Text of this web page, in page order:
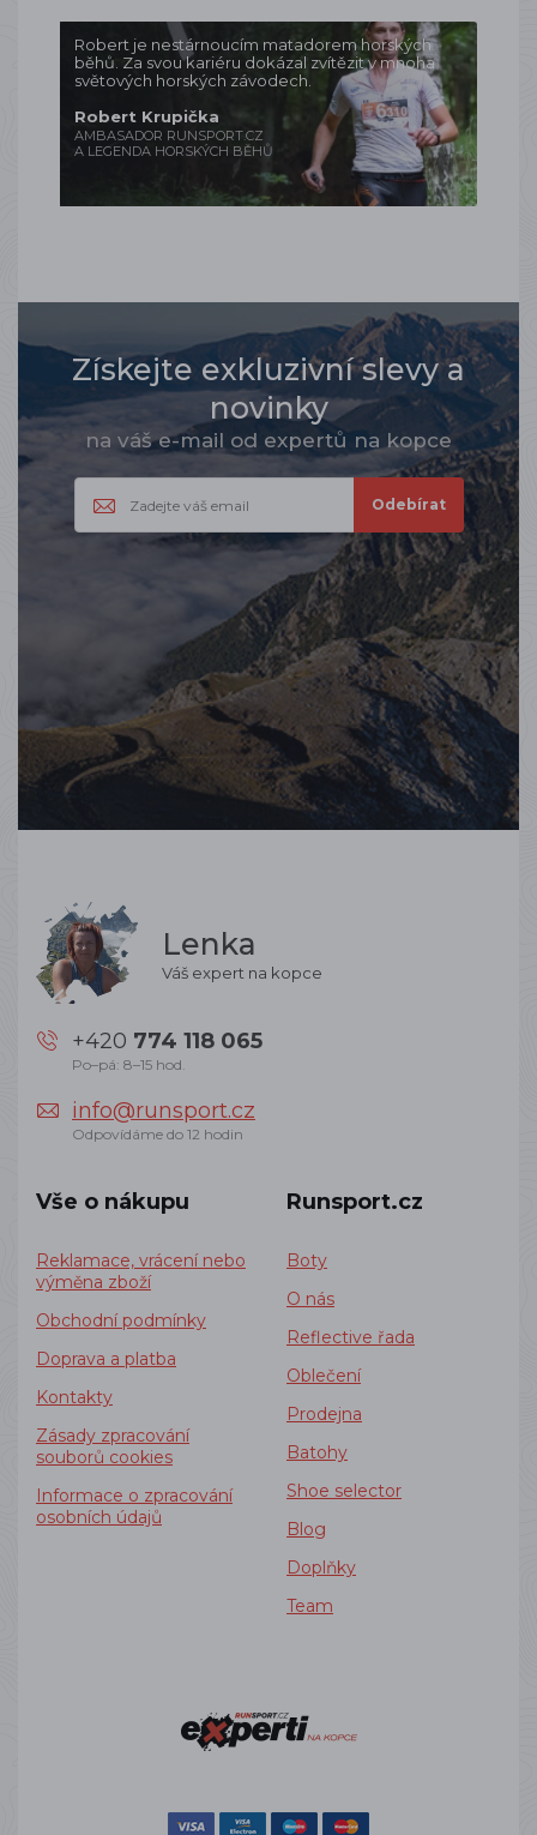
Robert je nestárnoucím matadorem horských
běhů. Za svou kariéru dokázal zvítězit v mnoha
světových horských závodech.
Robert Krupička
AMBASADOR RUNSPORT.CZ
A LEGENDA HORSKÝCH BĚHŮ
Získejte exkluzivní slevy a
novinky
na váš e-mail od expertů na kopce
Lenka
Váš expert na kopce
+420 774 118 065
Po–pá: 8–15 hod.
info@runsport.cz
Odpovídáme do 12 hodin
Vše o nákupu
Reklamace, vrácení nebo
výměna zboží
Obchodní podmínky
Doprava a platba
Kontakty
Zásady zpracování
souborů cookies
Informace o zpracování
osobních údajů
Runsport.cz
Boty
O nás
Reflective řada
Oblečení
Prodejna
Batohy
Shoe selector
Blog
Doplňky
Team